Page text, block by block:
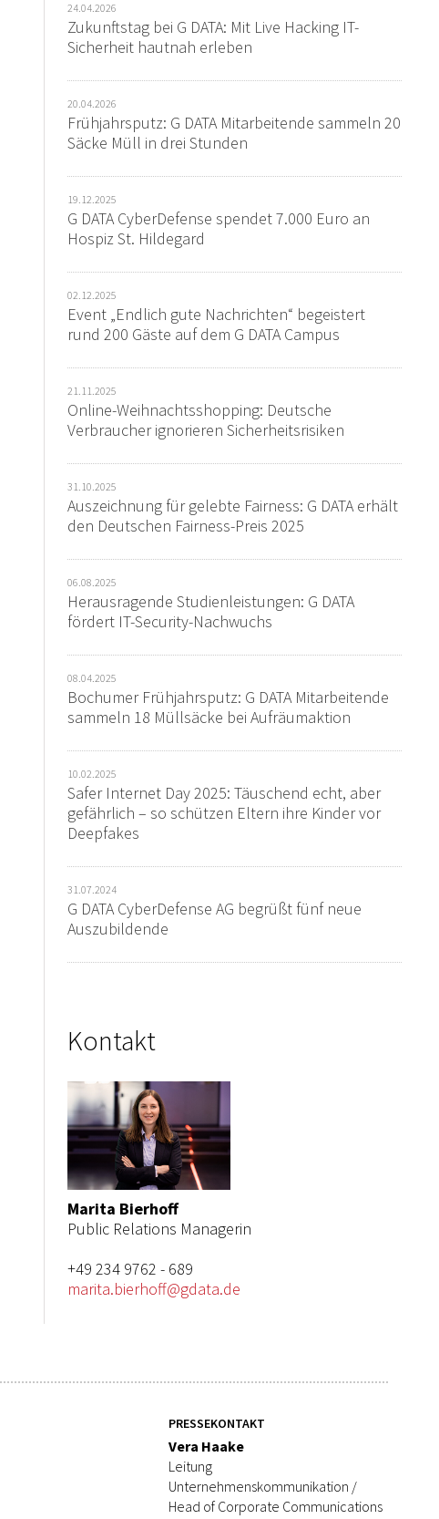
24.04.2026
Zukunftstag bei G DATA: Mit Live Hacking IT-
Sicherheit hautnah erleben
20.04.2026
Frühjahrsputz: G DATA Mitarbeitende sammeln 20
Säcke Müll in drei Stunden
19.12.2025
G DATA CyberDefense spendet 7.000 Euro an
Hospiz St. Hildegard
02.12.2025
Event „Endlich gute Nachrichten“ begeistert
rund 200 Gäste auf dem G DATA Campus
21.11.2025
Online-Weihnachtsshopping: Deutsche
Verbraucher ignorieren Sicherheitsrisiken
31.10.2025
Auszeichnung für gelebte Fairness: G DATA erhält
den Deutschen Fairness-Preis 2025
06.08.2025
Herausragende Studienleistungen: G DATA
fördert IT-Security-Nachwuchs
08.04.2025
Bochumer Frühjahrsputz: G DATA Mitarbeitende
sammeln 18 Müllsäcke bei Aufräumaktion
10.02.2025
Safer Internet Day 2025: Täuschend echt, aber
gefährlich – so schützen Eltern ihre Kinder vor
Deepfakes
31.07.2024
G DATA CyberDefense AG begrüßt fünf neue
Auszubildende
Kontakt
Marita Bierhoff
Public Relations Managerin
+49 234 9762 - 689
marita.bierhoff@gdata.de
PRESSEKONTAKT
Vera Haake
Leitung
Unternehmenskommunikation /
Head of Corporate Communications